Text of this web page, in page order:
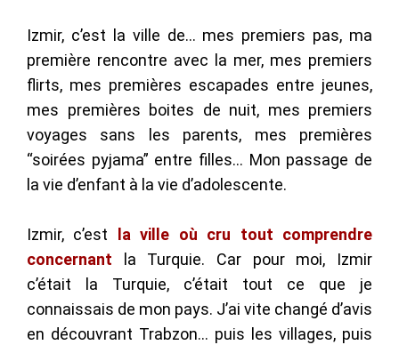
Izmir, c’est la ville de… mes premiers pas, ma
première rencontre avec la mer, mes premiers
flirts, mes premières escapades entre jeunes,
mes premières boites de nuit, mes premiers
voyages sans les parents, mes premières
“soirées pyjama” entre filles… Mon passage de
la vie d’enfant à la vie d’adolescente.
Izmir, c’est
la ville où cru tout comprendre
concernant
la Turquie. Car pour moi, Izmir
c’était la Turquie, c’était tout ce que je
connaissais de mon pays. J’ai vite changé d’avis
en découvrant Trabzon… puis les villages, puis